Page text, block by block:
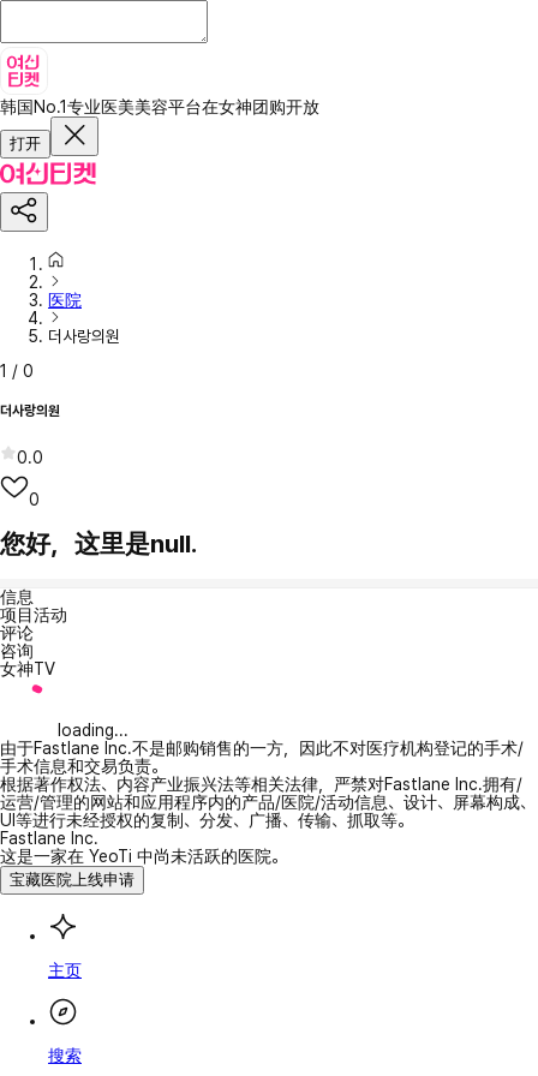
韩国No.1专业医美美容平台在女神团购开放
打开
医院
더사랑의원
1 / 0
더사랑의원
0.0
0
您好，这里是null.
信息
项目活动
评论
咨询
女神TV
loading...
由于Fastlane Inc.不是邮购销售的一方，因此不对医疗机构登记的手术/
手术信息和交易负责。
根据著作权法、内容产业振兴法等相关法律，严禁对Fastlane Inc.拥有/
运营/管理的网站和应用程序内的产品/医院/活动信息、设计、屏幕构成、
UI等进行未经授权的复制、分发、广播、传输、抓取等。
Fastlane Inc.
这是一家在 YeoTi 中尚未活跃的医院。
宝藏医院上线申请
主页
搜索